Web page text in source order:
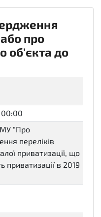
про
об'єкта до
00:00
"Про
переліків
приватизації, що
приватизації в 2019